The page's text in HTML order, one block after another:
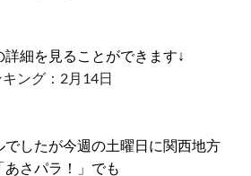
細を見ることができます↓
ング：2月14日
したが今週の土曜日に関西地方
さパラ！」でも